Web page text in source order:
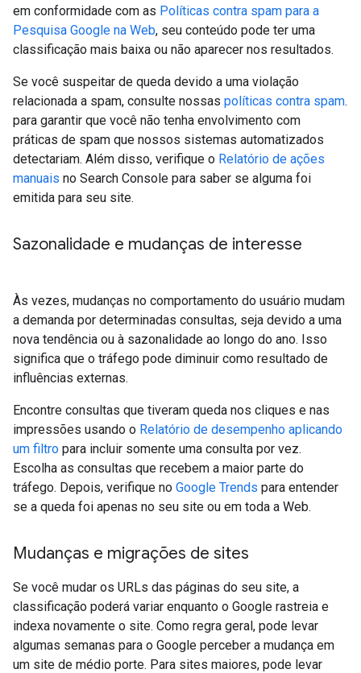
em conformidade com as Políticas contra spam para a
Pesquisa Google na Web, seu conteúdo pode ter uma
classificação mais baixa ou não aparecer nos resultados.
Se você suspeitar de queda devido a uma violação
relacionada a spam, consulte nossas políticas contra spam.
para garantir que você não tenha envolvimento com
práticas de spam que nossos sistemas automatizados
detectariam. Além disso, verifique o Relatório de ações
manuais no Search Console para saber se alguma foi
emitida para seu site.
Sazonalidade e mudanças de interesse
Às vezes, mudanças no comportamento do usuário mudam
a demanda por determinadas consultas, seja devido a uma
nova tendência ou à sazonalidade ao longo do ano. Isso
significa que o tráfego pode diminuir como resultado de
influências externas.
Encontre consultas que tiveram queda nos cliques e nas
impressões usando o Relatório de desempenho aplicando
um filtro para incluir somente uma consulta por vez.
Escolha as consultas que recebem a maior parte do
tráfego. Depois, verifique no Google Trends para entender
se a queda foi apenas no seu site ou em toda a Web.
Mudanças e migrações de sites
Se você mudar os URLs das páginas do seu site, a
classificação poderá variar enquanto o Google rastreia e
indexa novamente o site. Como regra geral, pode levar
algumas semanas para o Google perceber a mudança em
um site de médio porte. Para sites maiores, pode levar